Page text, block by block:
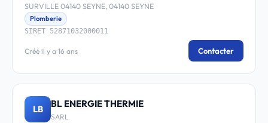
SURVILLE 04140 SEYNE, 04140 SEYNE
Plomberie
SIRET 52871032000011
Créé il y a 16 ans Contacter
LB BL ENERGIE THERMIE
SARL